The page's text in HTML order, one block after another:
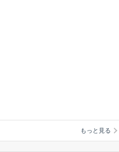
もっと見る